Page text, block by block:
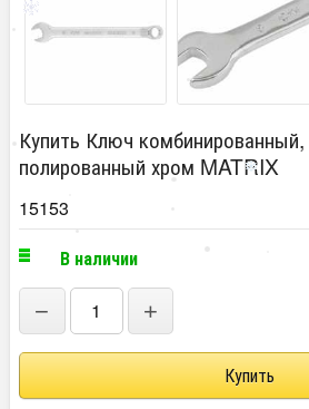
Купить Ключ
полированный хром MATRIX
15153
В наличии
− +